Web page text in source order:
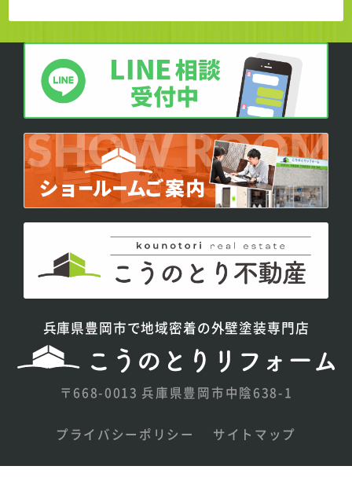
兵庫県豊岡市で地域密着の外壁塗装専門店
〒668-0013 兵庫県豊岡市中陰638-1
プライバシーポリシー サイトマップ